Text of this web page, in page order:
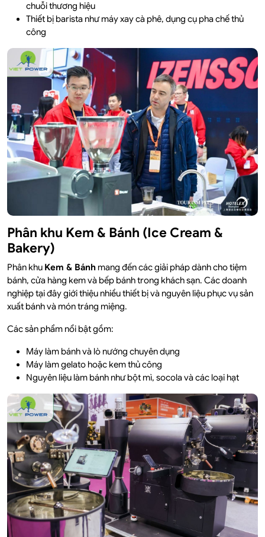
chuỗi thương hiệu
Thiết bị barista như máy xay cà phê, dụng cụ pha chế thủ
công
Phân khu Kem & Bánh (Ice Cream &
Bakery)
Phân khu Kem & Bánh mang đến các giải pháp dành cho tiệm
bánh, cửa hàng kem và bếp bánh trong khách sạn. Các doanh
nghiệp tại đây giới thiệu nhiều thiết bị và nguyên liệu phục vụ sản
xuất bánh và món tráng miệng.
Các sản phẩm nổi bật gồm:
Máy làm bánh và lò nướng chuyên dụng
Máy làm gelato hoặc kem thủ công
Nguyên liệu làm bánh như bột mì, socola và các loại hạt